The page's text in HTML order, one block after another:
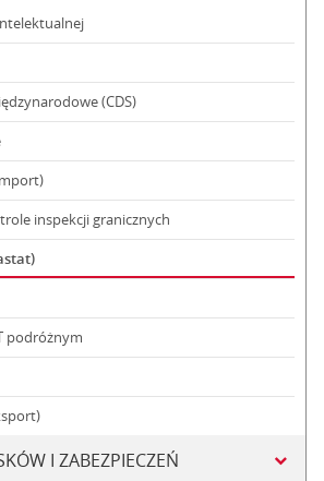
(CDS)
inspekcji granicznych
podróżnym
I ZABEZPIECZEŃ